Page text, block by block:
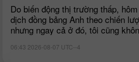
Do biến động thị trường thấp,
dịch đồng bảng Anh theo chiến
nhưng ngay cả ở đó, tôi cũng
06:43 2026-08-07 UTC--4